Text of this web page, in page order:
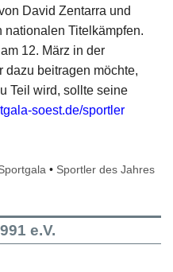
David Zentarra und
Titelkämpfen.
12. März in der
dazu beitragen möchte,
Teil wird, sollte seine
soest.de/sportler
• Sportler des Jahres
e.V.